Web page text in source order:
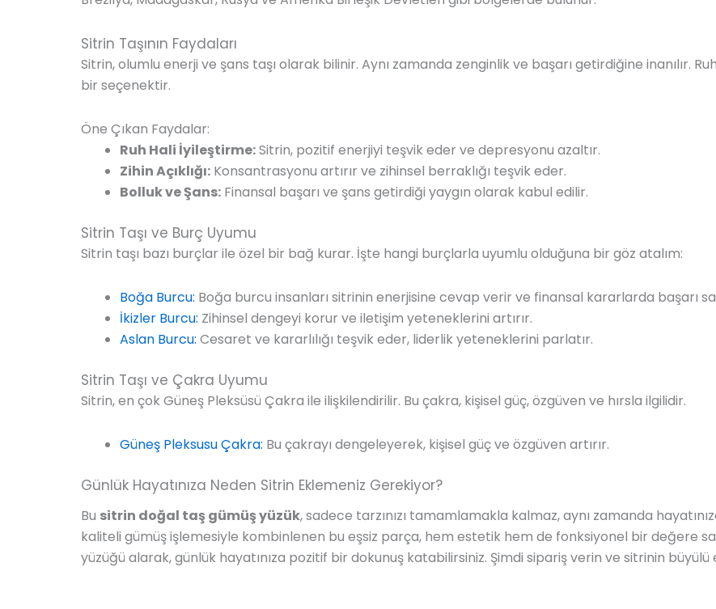
Sitrin Taşının Faydaları
Sitrin, olumlu enerji ve şans taşı olarak bilinir. Aynı zamanda zenginlik ve başarı getirdiğine inanılır.
bir seçenektir.
Öne Çıkan Faydalar:
Ruh Hali İyileştirme:Sitrin, pozitif enerjiyi teşvik eder ve depresyonu azaltır.
Zihin Açıklığı: Konsantrasyonu artırır ve zihinsel berraklığı teşvik eder.
Bolluk ve Şans: Finansal başarı ve şans getirdiği yaygın olarak kabul edilir.
Sitrin Taşı ve Burç Uyumu
Sitrin taşı bazı burçlar ile özel bir bağ kurar. İşte hangi burçlarla uyumlu olduğuna bir göz atalım:
Boğa Burcu: Boğa burcu insanları sitrinin enerjisine cevap verir ve finansal kararlarda başarı
İkizler Burcu: Zihinsel dengeyi korur ve iletişim yeteneklerini artırır.
Aslan Burcu: Cesaret ve kararlılığı teşvik eder, liderlik yeteneklerini parlatır.
Sitrin Taşı ve Çakra Uyumu
Sitrin, en çok Güneş Pleksüsü Çakra ile ilişkilendirilir. Bu çakra, kişisel güç, özgüven ve hırsla ilgilidir.
Güneş Pleksusu Çakra: Bu çakrayı dengeleyerek, kişisel güç ve özgüven artırır.
Günlük Hayatınıza Neden Sitrin Eklemeniz Gerekiyor?
Bu sitrin doğal taş gümüş yüzük, sadece tarzınızı tamamlamakla kalmaz, aynı zamanda
kaliteli gümüş işlemesiyle kombinlenen bu eşsiz parça, hem estetik hem de fonksiyonel bir değere
yüzüğü alarak, günlük hayatınıza pozitif bir dokunuş katabilirsiniz. Şimdi sipariş verin ve sitrinin